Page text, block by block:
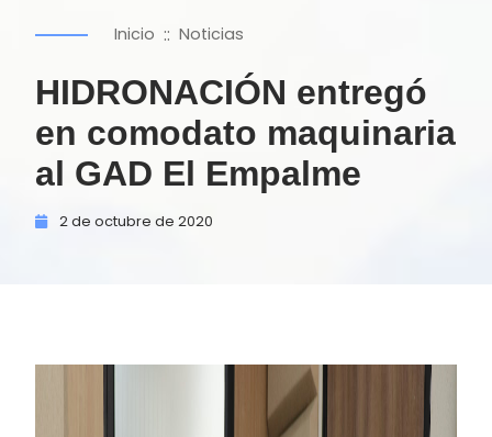
Inicio :: Noticias
HIDRONACIÓN entregó
en comodato maquinaria
al GAD El Empalme
2 de octubre de 2020